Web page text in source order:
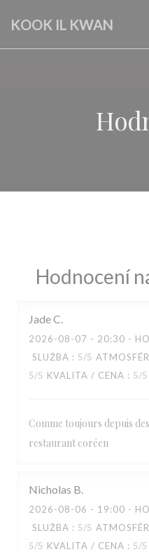
KOOK IL KWAN
Hodnocení
JadeC
2026-08-07 - 20:30 -
SLUŽBA : 5/5
5/5 KVALITA / CENA : 5/5
Comme toujours depuis
restaurant coréen
Nicholas B
2026-08-06 - 19:00 -
SLUŽBA : 5/5
5/5 KVALITA / CENA : 5/5